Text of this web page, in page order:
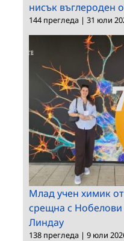
нисък въглероден
144 прегледа | 31 юли
Млад учен химик
срещна с Нобелови
Линдау
138 прегледа | 9 юли